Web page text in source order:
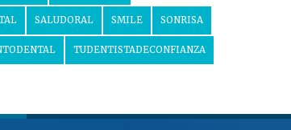
SALUDORAL SMILE SONRISA
TUDENTISTADECONFIANZA